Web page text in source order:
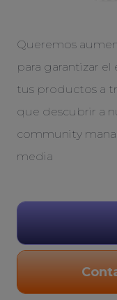
Queremos
para garantizar
tus productos a
que descubrir a
community
media